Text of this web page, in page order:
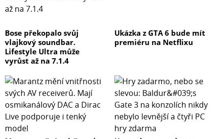
Bose překopalo svůj
vlajkový soundbar.
Lifestyle Ultra může
vyrůst až na 7.1.4
Ukázka z GTA 6 bude mít
premiéru na Netflixu